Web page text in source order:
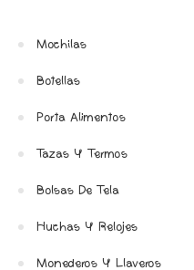
Mochilas
Botellas
Porta Alimentos
Tazas Y Termos
Bolsas De Tela
Huchas Y Relojes
Monederos Y Llaveros